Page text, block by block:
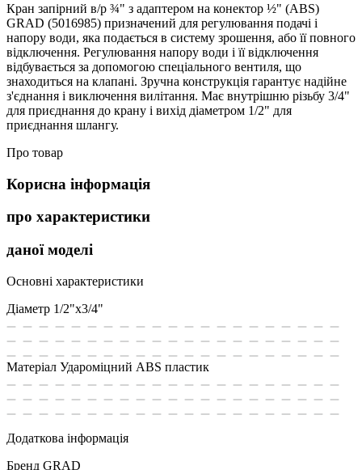
Кран запірний в/р ¾" з адаптером на конектор ½" (ABS)
GRAD (5016985) призначений для регулювання подачі і
напору води, яка подається в систему зрошення, або її повного
відключення. Регулювання напору води і її відключення
відбувається за допомогою спеціального вентиля, що
знаходиться на клапані. Зручна конструкція гарантує надійне
з'єднання і виключення вилітання. Має внутрішню різьбу 3/4"
для приєднання до крану і вихід діаметром 1/2" для
приєднання шлангу.
Про товар
Корисна інформація
про характеристики
даної моделі
Основні характеристики
Діаметр 1/2"x3/4"
Матеріал Удароміцний ABS пластик
Додаткова інформація
Бренд GRAD